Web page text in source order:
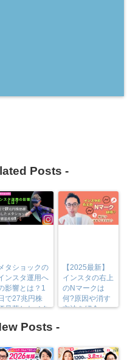
Posts -
タショックの
ンスタ運用へ
影響とは？1
で27兆円株
暴落したメタ
察！
【2025最新】
インスタの右上
のNマークは
何?原因や消す
方法を紹介
Posts -